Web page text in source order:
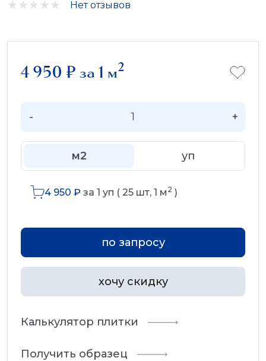
Нет отзывов
4 950 ₽за 1 м2
- +
м2 уп
4 950 ₽ за 1 уп ( 25 шт, 1 м 2 )
по запросу
хочу скидку
Калькулятор плитки
Получить образец